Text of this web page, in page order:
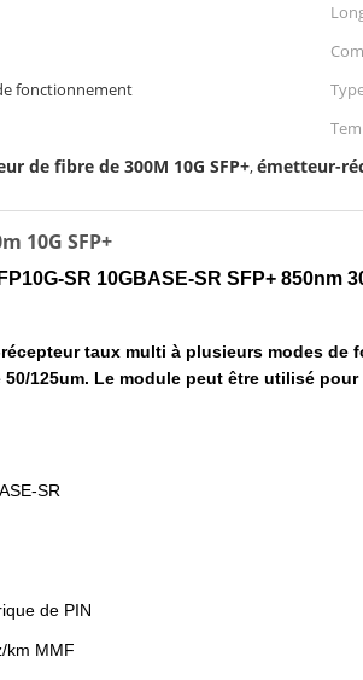
fonctionnement
de fibre de 300M 10G SFP+,émetteur-
10G SFP+
SR 10GBASE-SR SFP+ 850nm
récepteur taux multi à plusieurs modes
125um. Le module peut être utilisé pour
SR
de PIN
km MMF